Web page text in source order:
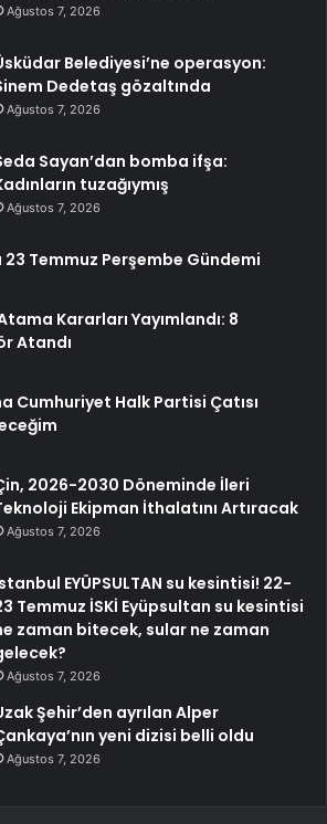
Ağustos 7, 2026
Belediyesi’ne operasyon:
Dedetaş gözaltında
Ağustos 7, 2026
Sayan’dan bomba ifşa:
tuzağıymış
Ağustos 7, 2026
23 Temmuz Perşembe Gündemi
Kararları Yayımlandı: 8
Atandı
Cumhuriyet Halk Partisi Çatısı
2026-2030 Döneminde İleri
Ekipman İthalatını Artıracak
Ağustos 7, 2026
EYÜPSULTAN su kesintisi! 22-
Temmuz İSKİ Eyüpsultan su kesintisi
zaman bitecek, sular ne zaman
Ağustos 7, 2026
Şehir’den ayrılan Alper
yeni dizisi belli oldu
Ağustos 7, 2026